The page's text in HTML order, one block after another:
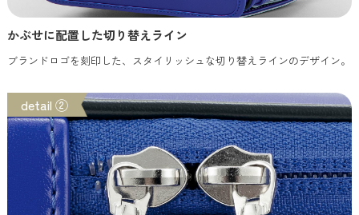
かぶせに配置した切り替えライン
ブランドロゴを刻印した、スタイリッシュな切り替えラインのデザイン。
detail ②